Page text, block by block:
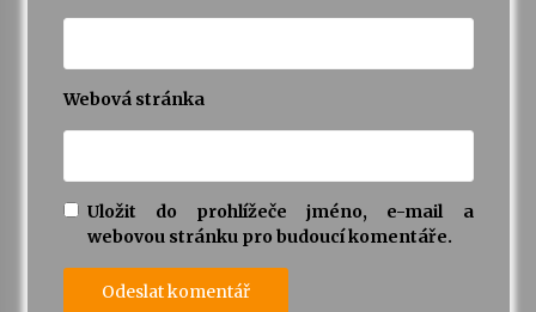
Webová stránka
Uložit do prohlížeče jméno, e-mail a
webovou stránku pro budoucí komentáře.